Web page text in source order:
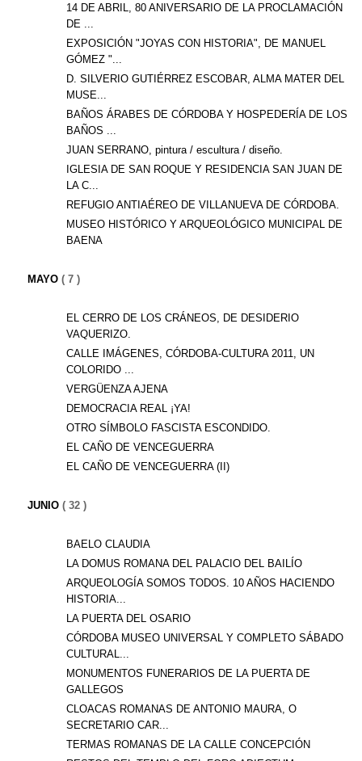
14 DE ABRIL, 80 ANIVERSARIO DE LA PROCLAMACIÓN
DE ...
EXPOSICIÓN "JOYAS CON HISTORIA", DE MANUEL
GÓMEZ "...
D. SILVERIO GUTIÉRREZ ESCOBAR, ALMA MATER DEL
MUSE...
BAÑOS ÁRABES DE CÓRDOBA Y HOSPEDERÍA DE LOS
BAÑOS ...
JUAN SERRANO, pintura / escultura / diseño.
IGLESIA DE SAN ROQUE Y RESIDENCIA SAN JUAN DE
LA C...
REFUGIO ANTIAÉREO DE VILLANUEVA DE CÓRDOBA.
MUSEO HISTÓRICO Y ARQUEOLÓGICO MUNICIPAL DE
BAENA
MAYO ( 7 )
EL CERRO DE LOS CRÁNEOS, DE DESIDERIO
VAQUERIZO.
CALLE IMÁGENES, CÓRDOBA-CULTURA 2011, UN
COLORIDO ...
VERGÜENZA AJENA
DEMOCRACIA REAL ¡YA!
OTRO SÍMBOLO FASCISTA ESCONDIDO.
EL CAÑO DE VENCEGUERRA
EL CAÑO DE VENCEGUERRA (II)
JUNIO ( 32 )
BAELO CLAUDIA
LA DOMUS ROMANA DEL PALACIO DEL BAILÍO
ARQUEOLOGÍA SOMOS TODOS. 10 AÑOS HACIENDO
HISTORIA...
LA PUERTA DEL OSARIO
CÓRDOBA MUSEO UNIVERSAL Y COMPLETO SÁBADO
CULTURAL...
MONUMENTOS FUNERARIOS DE LA PUERTA DE
GALLEGOS
CLOACAS ROMANAS DE ANTONIO MAURA, O
SECRETARIO CAR...
TERMAS ROMANAS DE LA CALLE CONCEPCIÓN